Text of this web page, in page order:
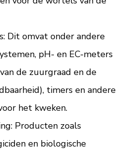
Dit omvat onder andere
pH- en EC-meters
de zuurgraad en de
timers en andere
het kweken.
Producten zoals
en biologische